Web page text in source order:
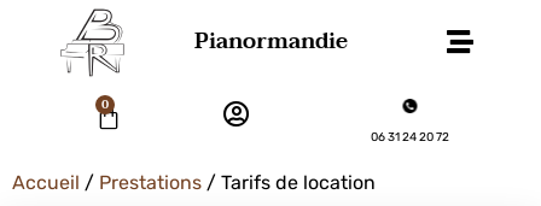
Pianormandie
0
06 31 24 20 72
Accueil / Prestations / Tarifs de location